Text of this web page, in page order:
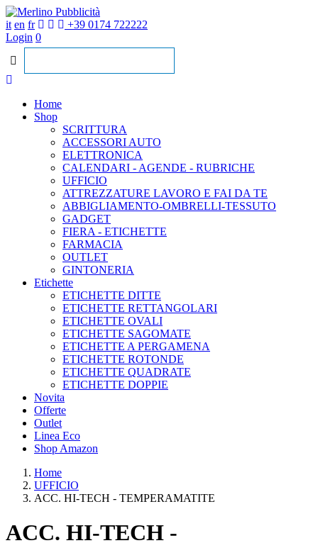
it en fr
+39 0174 722222
Login 0
Home
Shop
SCRITTURA
ACCESSORI AUTO
ELETTRONICA
CALENDARI - AGENDE - RUBRICHE
UFFICIO
ATTREZZATURE LAVORO E FAI DA TE
ABBIGLIAMENTO-OMBRELLI-TESSUTO
GADGET
FIERA - ETICHETTE
FARMACIA
OUTLET
GINTONERIA
Etichette
ETICHETTE DITTE
ETICHETTE RETTANGOLARI
ETICHETTE OVALI
ETICHETTE SAGOMATE
ETICHETTE A PERGAMENA
ETICHETTE ROTONDE
ETICHETTE QUADRATE
ETICHETTE DOPPIE
Novita
Offerte
Outlet
Linea Eco
Shop Amazon
Home
UFFICIO
ACC. HI-TECH - TEMPERAMATITE
ACC. HI-TECH -